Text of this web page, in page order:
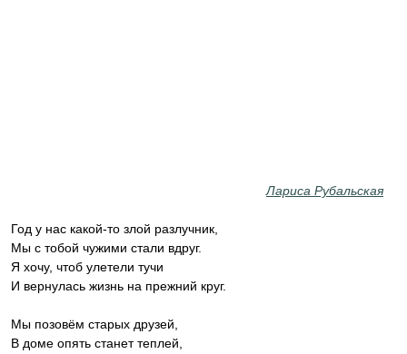
Лариса Рубальская
Год у нас какой-то злой разлучник,
Мы с тобой чужими стали вдруг.
Я хочу, чтоб улетели тучи
И вернулась жизнь на прежний круг.
Мы позовём старых друзей,
В доме опять станет теплей,